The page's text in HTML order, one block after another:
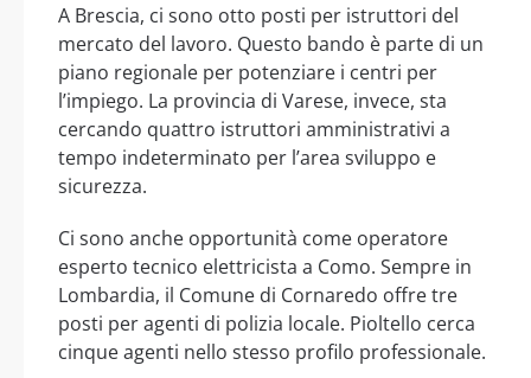
A Brescia, ci sono otto posti per istruttori del
mercato del lavoro. Questo bando è parte di un
piano regionale per potenziare i centri per
l’impiego. La provincia di Varese, invece, sta
cercando quattro istruttori amministrativi a
tempo indeterminato per l’area sviluppo e
sicurezza.
Ci sono anche opportunità come operatore
esperto tecnico elettricista a Como. Sempre in
Lombardia, il Comune di Cornaredo offre tre
posti per agenti di polizia locale. Pioltello cerca
cinque agenti nello stesso profilo professionale.